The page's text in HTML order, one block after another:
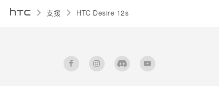
支援 HTC Desire 12s‎